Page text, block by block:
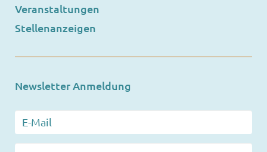
Veranstaltungen
Stellenanzeigen
Newsletter Anmeldung